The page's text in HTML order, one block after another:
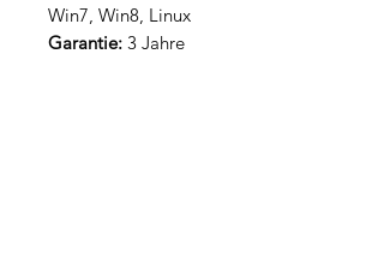
Win7, Win8, Linux
Garantie: 3 Jahre